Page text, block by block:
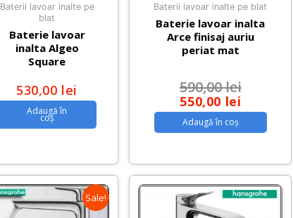
Baterii lavoar inalte pe
blat
Baterie lavoar
inalta Algeo
Square
530,00 lei
Adaugă în
coș
Baterii lavoar inalte pe blat
Baterie lavoar inalta
Arce finisaj auriu
periat mat
590,00lei
550,00 lei
Adaugă în coș
Sale!